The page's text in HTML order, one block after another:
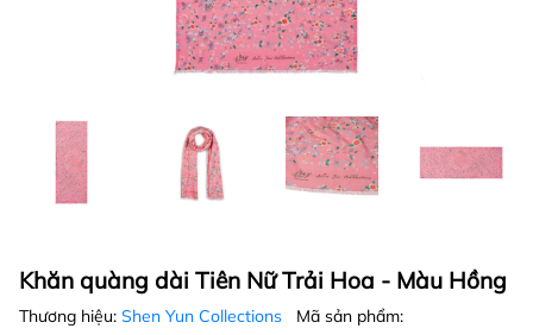
Khăn quàng dài Tiên Nữ Trải Hoa - Màu Hồng
Thương hiệu: Shen Yun Collections
Mã sản phẩm: